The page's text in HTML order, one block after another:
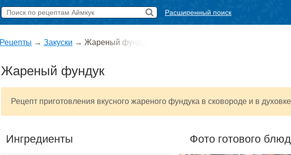
Расширенный поиск
Рецепты → Закуски → Жареный фундук
Жареный фундук
Рецепт приготовления вкусного жареного фундука в сковороде и в
Ингредиенты Фото готового